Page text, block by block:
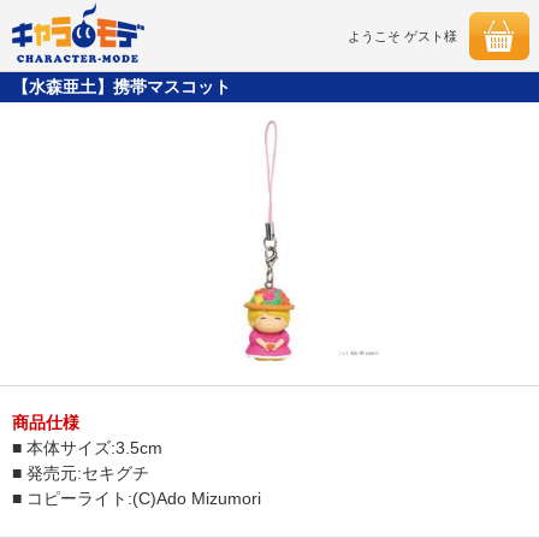
ようこそ ゲスト様
【水森亜土】携帯マスコット
商品仕様
■ 本体サイズ:3.5cm
■ 発売元:セキグチ
■ コピーライト:(C)Ado Mizumori